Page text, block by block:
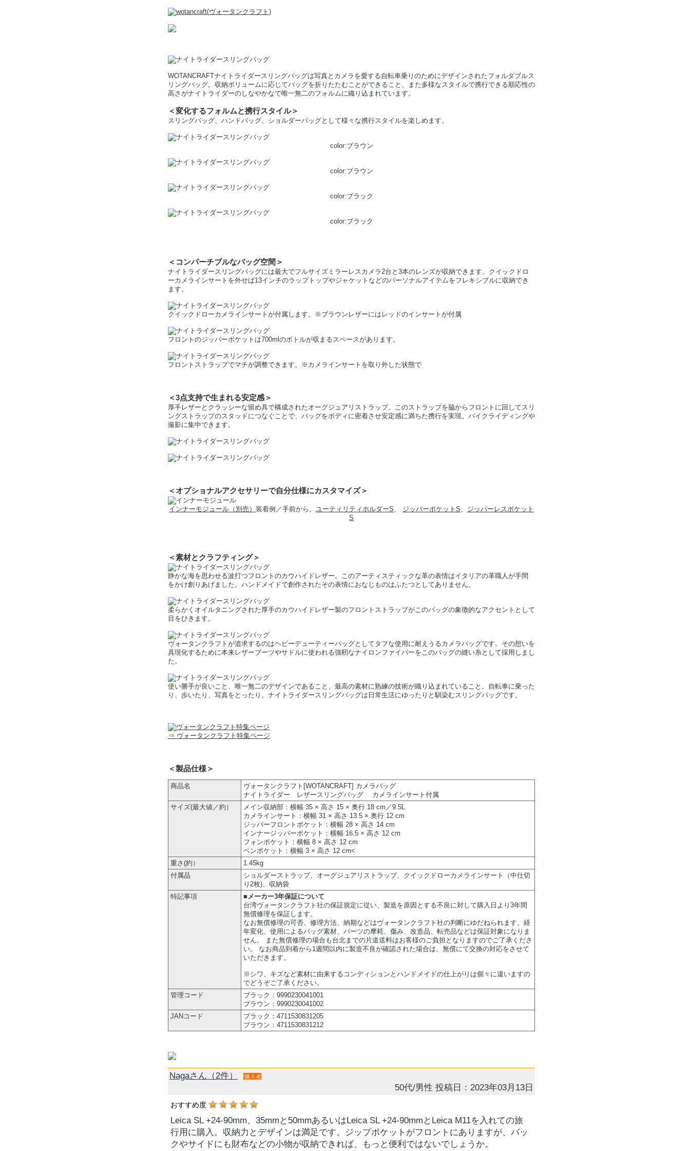
WOTANCRAFTナイトライダースリングバッグは写真とカメラを愛する自転車乗りのためにデザインされたフォルダブルス
リングバッグ。収納ボリュームに応じてバッグを折りたたむことができること、また多様なスタイルで携行できる順応性の
高さがナイトライダーのしなやかなで唯一無二のフォルムに織り込まれています。
＜変化するフォルムと携行スタイル＞
スリングバッグ、ハンドバッグ、ショルダーバッグとして様々な携行スタイルを楽しめます。
color:ブラウン
color:ブラウン
color:ブラック
color:ブラック
＜コンパーチブルなバッグ空間＞
ナイトライダースリングバッグには最大でフルサイズミラーレスカメラ2台と3本のレンズが収納できます。クイックドロ
ーカメラインサートを外せば13インチのラップトップやジャケットなどのパーソナルアイテムをフレキシブルに収納でき
ます。
クイックドローカメラインサートが付属します。※ブラウンレザーにはレッドのインサートが付属
フロントのジッパーポケットは700mlのボトルが収まるスペースがあります。
フロントストラップでマチが調整できます。※カメラインサートを取り外した状態で
＜3点支持で生まれる安定感＞
厚手レザーとクラッシーな留め具で構成されたオーグジュアリストラップ。このストラップを脇からフロントに回してスリ
ングストラップのスタッドにつなぐことで、バッグをボディに密着させ安定感に満ちた携行を実現。バイクライディングや
撮影に集中できます。
＜オプショナルアクセサリーで自分仕様にカスタマイズ＞
インナーモジュール（別売） 装着例／手前から、 ユーティリティホルダーS、 ジッパーポケットS、 ジッパーレスポケット
S
＜素材とクラフティング＞
静かな海を思わせる波打つフロントのカウハイドレザー。このアーティスティックな革の表情はイタリアの革職人が手間
をかけ創りあげました。ハンドメイドで創作されたその表情におなじものはふたつとしてありません。
柔らかくオイルタニングされた厚手のカウハイドレザー製のフロントストラップがこのバッグの象徴的なアクセントとして
目をひきます。
ヴォータンクラフトが追求するのはヘビーデューティーバッグとしてタフな使用に耐えうるカメラバッグです。その想いを
具現化するために本来レザーブーツやサドルに使われる強靭なナイロンファイバーをこのバッグの縫い糸として採用しまし
た。
使い勝手が良いこと、唯一無二のデザインであること、最高の素材に熟練の技術が織り込まれていること。自転車に乗った
り、歩いたり、写真をとったり。ナイトライダースリングバッグは日常生活にゆったりと馴染むスリングバッグです。
⇒ ヴォータンクラフト特集ページ
＜製品仕様＞
商品名
ヴォータンクラフト[WOTANCRAFT] カメラバッグ
ナイトライダー レザースリングバッグ カメラインサート付属
サイズ(最大値／約）
メイン収納部：横幅 35 × 高さ 15 × 奥行 18 cm／9.5L
カメラインサート：横幅 31 × 高さ 13.5 × 奥行 12 cm
ジッパーフロントポケット：横幅 28 × 高さ 14 cm
インナージッパーポケット：横幅 16.5 × 高さ 12 cm
フォンポケット：横幅 8 × 高さ 12 cm
ペンポケット：横幅 3 × 高さ 12 cm<
重さ(約）
1.45kg
付属品
ショルダーストラップ、オーグジュアリストラップ、クイックドローカメラインサート（中仕切
り2枚)、収納袋
特記事項
■メーカー3年保証について
台湾ヴォータンクラフト社の保証規定に従い、製造を原因とする不良に対して購入日より3年間
無償修理を保証します。
なお無償修理の可否、修理方法、納期などはヴォータンクラフト社の判断にゆだねられます。経
年変化、使用によるバッグ素材、パーツの摩耗、傷み、改造品、転売品などは保証対象になりま
せん。 また無償修理の場合も台北までの片道送料はお客様のご負担となりますのでご了承くださ
い。 なお商品到着から1週間以内に製造不良が確認された場合は、無償にて交換の対応をさせて
いただきます。
※シワ、キズなど素材に由来するコンディションとハンドメイドの仕上がりは個々に違いますの
でどうぞご了承ください。
管理コード
ブラック：9990230041001
ブラウン：9990230041002
JANコード
ブラック：4711530831205
ブラウン：4711530831212
Nagaさん（2件） 購入者
50代/男性 投稿日：2023年03月13日
おすすめ度
Leica SL +24-90mm、35mmと50mmあるいはLeica SL +24-90mmとLeica M11を入れての旅
行用に購入。収納力とデザインは満足です。ジップポケットがフロントにありますが、バッ
クやサイドにも財布などの小物が収納できれば、もっと便利ではないでしょうか。